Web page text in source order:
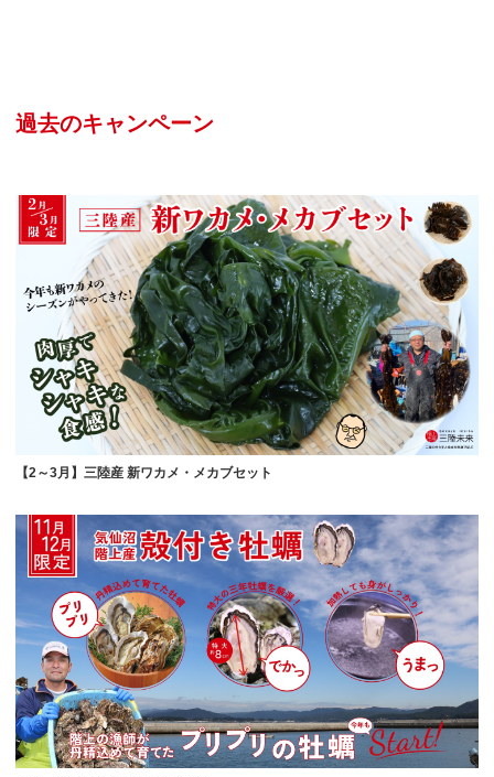
過去のキャンペーン
【2～3月】三陸産 新ワカメ・メカブセット